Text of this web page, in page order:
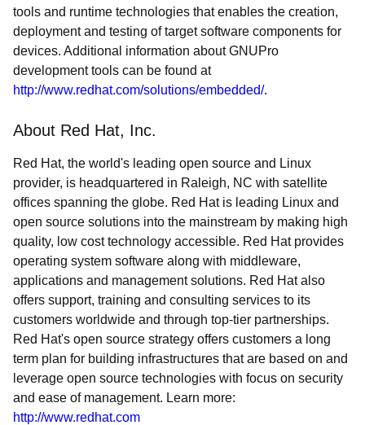
tools and runtime technologies that enables the creation,
deployment and testing of target software components for
devices. Additional information about GNUPro
development tools can be found at
http://www.redhat.com/solutions/embedded/.
About Red Hat, Inc.
Red Hat, the world's leading open source and Linux
provider, is headquartered in Raleigh, NC with satellite
offices spanning the globe. Red Hat is leading Linux and
open source solutions into the mainstream by making high
quality, low cost technology accessible. Red Hat provides
operating system software along with middleware,
applications and management solutions. Red Hat also
offers support, training and consulting services to its
customers worldwide and through top-tier partnerships.
Red Hat's open source strategy offers customers a long
term plan for building infrastructures that are based on and
leverage open source technologies with focus on security
and ease of management. Learn more:
http://www.redhat.com